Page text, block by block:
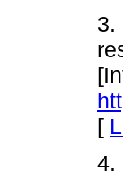
3.
[
4.